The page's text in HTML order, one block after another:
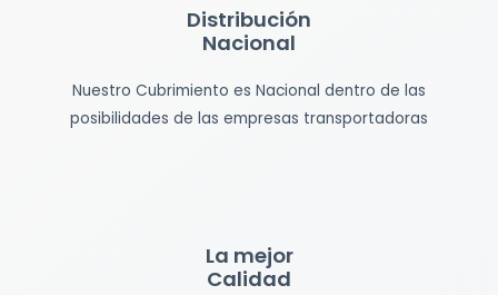
Distribución
Nacional
Nuestro Cubrimiento es Nacional dentro de las
posibilidades de las empresas transportadoras
La mejor
Calidad